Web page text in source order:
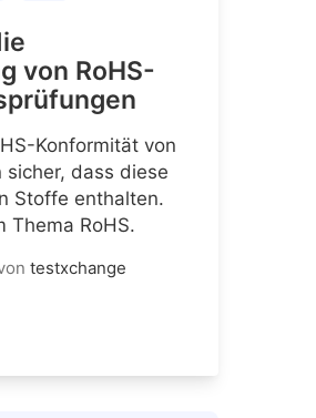
von RoHS-
Konformität von
dass diese
Stoffe enthalten.
Thema RoHS.
testxchange